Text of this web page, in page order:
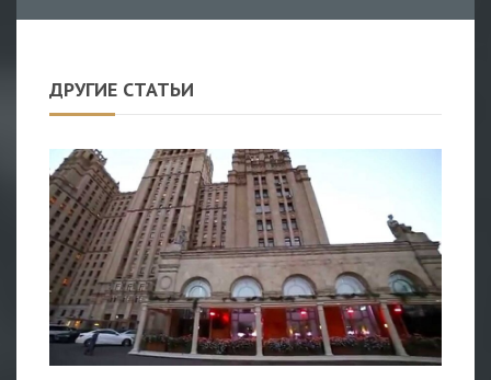
ДРУГИЕ СТАТЬИ